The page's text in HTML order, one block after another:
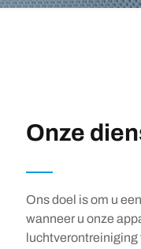
Onze
Ons doel is om u
wanneer u onze
luchtverontreiniging